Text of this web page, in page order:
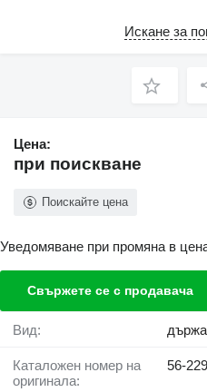
Искане за
Цена:
при поискване
Поискайте цена
Уведомяване при промяна в
Свържете се с продавача
Вид:
Каталожен номер на
оригинала:
56-